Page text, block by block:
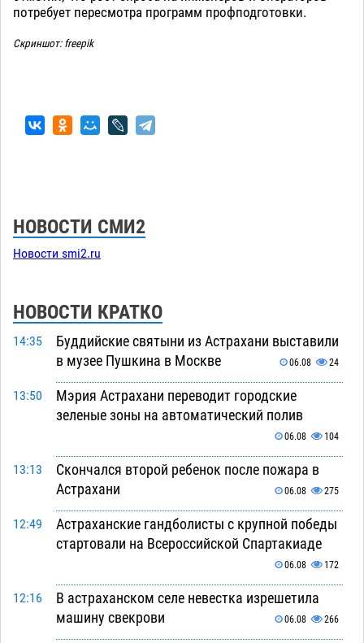
потребует пересмотра программ профподготовки.
Скриншот: freepik
НОВОСТИ СМИ2
Новости smi2.ru
НОВОСТИ КРАТКО
14:35
Буддийские святыни из Астрахани выставили
в музее Пушкина в Москве
06.08 24
13:50
Мэрия Астрахани переводит городские
зеленые зоны на автоматический полив
06.08 104
13:13
Скончался второй ребенок после пожара в
Астрахани
06.08 275
12:49
Астраханские гандболисты с крупной победы
стартовали на Всероссийской Спартакиаде
06.08 172
12:16
В астраханском селе невестка изрешетила
машину свекрови
06.08 266